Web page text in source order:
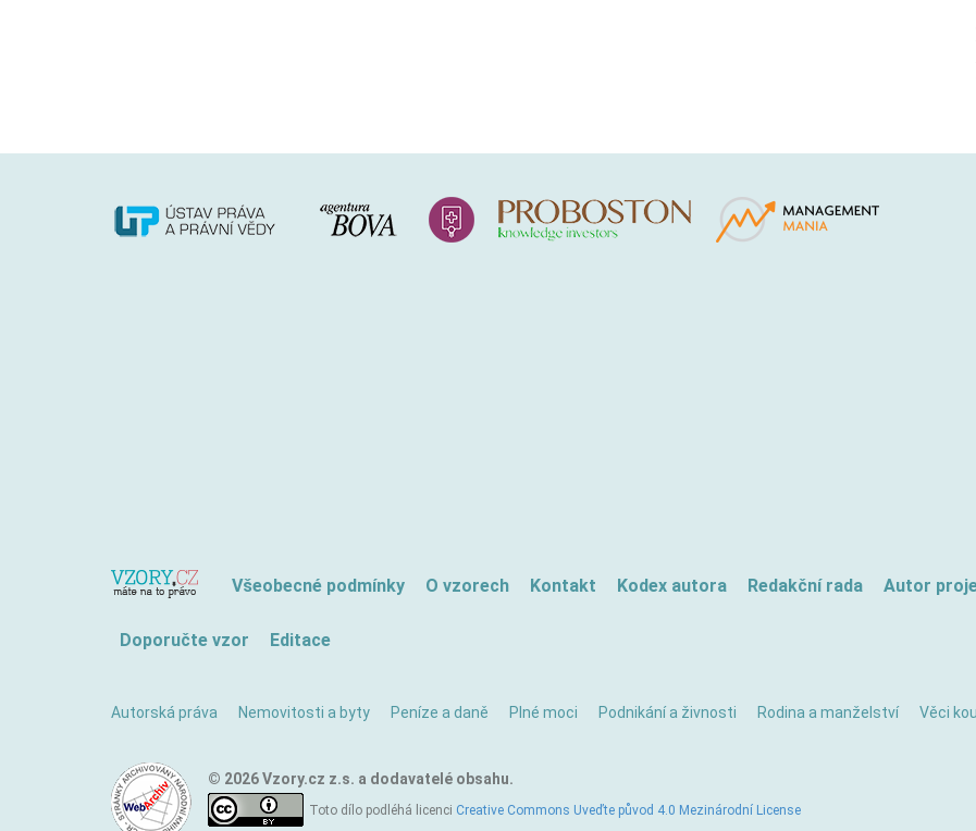
Všeobecné podmínky O vzorech Kontakt Kodex autora Redakční rada Autor
Doporučte vzor Editace
Autorská práva Nemovitosti a byty Peníze a daně Plné moci Podnikání a živnosti Rodina a manželství Věci
© 2026 Vzory.cz z.s. a dodavatelé obsahu.
Toto dílo podléhá licenci Creative Commons Uveďte původ 4.0 Mezinárodní License